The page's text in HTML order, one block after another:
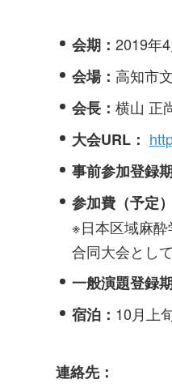
会期： 2019年
会場： 高知市
会長： 横山 正
大会URL：
事前参加登録
参加費（予定
※日本区域麻
合同大会とし
一般演題登録
宿泊： 10月上
連絡先：